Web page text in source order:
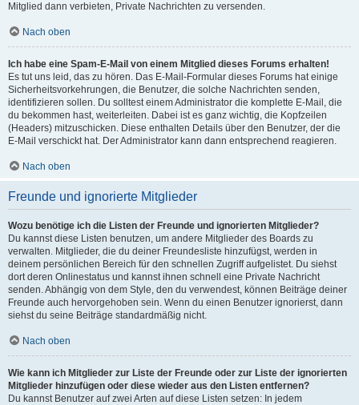
Mitglied dann verbieten, Private Nachrichten zu versenden.
Nach oben
Ich habe eine Spam-E-Mail von einem Mitglied dieses Forums erhalten!
Es tut uns leid, das zu hören. Das E-Mail-Formular dieses Forums hat einige
Sicherheitsvorkehrungen, die Benutzer, die solche Nachrichten senden,
identifizieren sollen. Du solltest einem Administrator die komplette E-Mail, die
du bekommen hast, weiterleiten. Dabei ist es ganz wichtig, die Kopfzeilen
(Headers) mitzuschicken. Diese enthalten Details über den Benutzer, der die
E-Mail verschickt hat. Der Administrator kann dann entsprechend reagieren.
Nach oben
Freunde und ignorierte Mitglieder
Wozu benötige ich die Listen der Freunde und ignorierten Mitglieder?
Du kannst diese Listen benutzen, um andere Mitglieder des Boards zu
verwalten. Mitglieder, die du deiner Freundesliste hinzufügst, werden in
deinem persönlichen Bereich für den schnellen Zugriff aufgelistet. Du siehst
dort deren Onlinestatus und kannst ihnen schnell eine Private Nachricht
senden. Abhängig von dem Style, den du verwendest, können Beiträge deiner
Freunde auch hervorgehoben sein. Wenn du einen Benutzer ignorierst, dann
siehst du seine Beiträge standardmäßig nicht.
Nach oben
Wie kann ich Mitglieder zur Liste der Freunde oder zur Liste der ignorierten
Mitglieder hinzufügen oder diese wieder aus den Listen entfernen?
Du kannst Benutzer auf zwei Arten auf diese Listen setzen: In jedem